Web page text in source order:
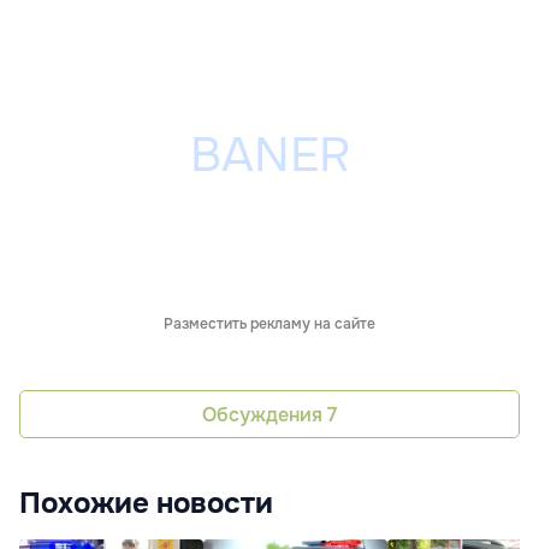
Разместить рекламу на сайте
Обсуждения 7
Похожие новости